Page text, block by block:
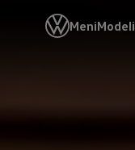
MeniModeli